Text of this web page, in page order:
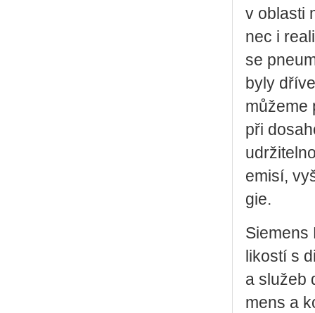
v ob­las­ti
nec i
se
byly
mů­že­me
při
emisí,
gie.
Sie­mens
li­kos­tí s
a slu­žeb
mens a